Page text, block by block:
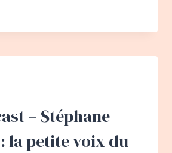
– Stéphane
la petite voix du